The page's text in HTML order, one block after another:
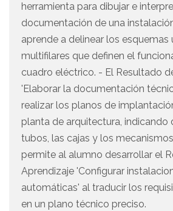
herramienta para dibujar e
documentación de una
aprende a delinear los esquemas
multifilares que definen el
cuadro eléctrico. - El Resultado
'Elaborar la documentación
realizar los planos de
planta de arquitectura, indicando
tubos, las cajas y los
permite al alumno desarrollar el
Aprendizaje 'Configurar
automáticas' al traducir los
en un plano técnico preciso.